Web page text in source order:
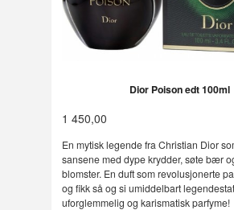
Dior Poison edt 100ml
1 450,00
En mytisk legende fra Christian Dior
sansene med dype krydder, søte bær
blomster. En duft som revolusjonerte
og fikk så og si umiddelbart
uforglemmelig og karismatisk parfyme!